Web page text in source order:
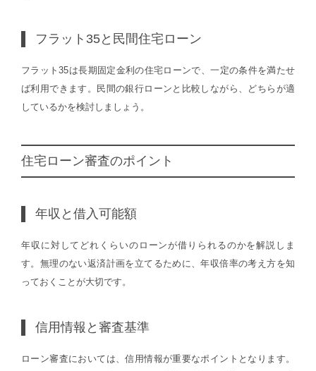
フラット35と民間住宅ローン
フラット35は長期固定金利の住宅ローンで、一定の条件を満たせ
ば利用できます。民間の銀行ローンと比較しながら、どちらが適
しているかを検討しましょう。
住宅ローン審査のポイント
年収と借入可能額
年収に対してどれくらいのローンが借りられるのかを解説しま
す。無理のない返済計画を立てるために、年収倍率の考え方を知
っておくことが大切です。
信用情報と審査基準
ローン審査においては、信用情報が重要なポイントとなります。